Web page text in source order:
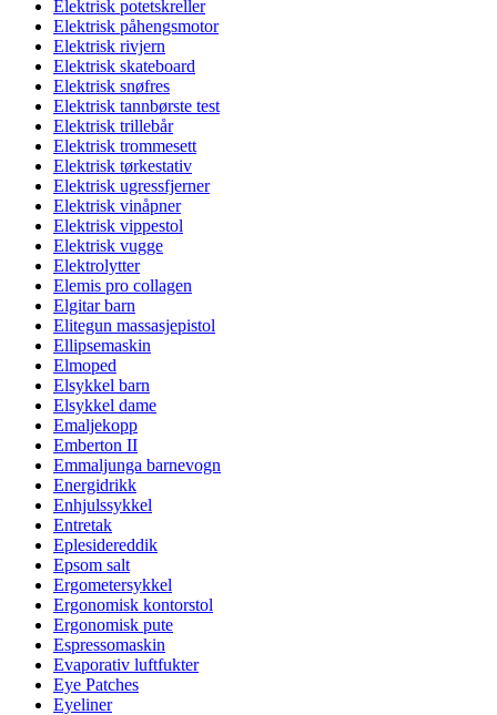
Elektrisk potetskreller
Elektrisk påhengsmotor
Elektrisk rivjern
Elektrisk skateboard
Elektrisk snøfres
Elektrisk tannbørste test
Elektrisk trillebår
Elektrisk trommesett
Elektrisk tørkestativ
Elektrisk ugressfjerner
Elektrisk vinåpner
Elektrisk vippestol
Elektrisk vugge
Elektrolytter
Elemis pro collagen
Elgitar barn
Elitegun massasjepistol
Ellipsemaskin
Elmoped
Elsykkel barn
Elsykkel dame
Emaljekopp
Emberton II
Emmaljunga barnevogn
Energidrikk
Enhjulssykkel
Entretak
Eplesidereddik
Epsom salt
Ergometersykkel
Ergonomisk kontorstol
Ergonomisk pute
Espressomaskin
Evaporativ luftfukter
Eye Patches
Eyeliner